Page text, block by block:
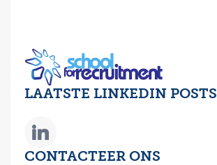
LAATSTE LINKEDIN POSTS
CONTACTEER ONS